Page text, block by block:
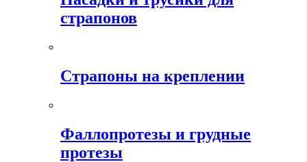
страпонов
Страпоны на креплении
Фаллопротезы и грудные
протезы